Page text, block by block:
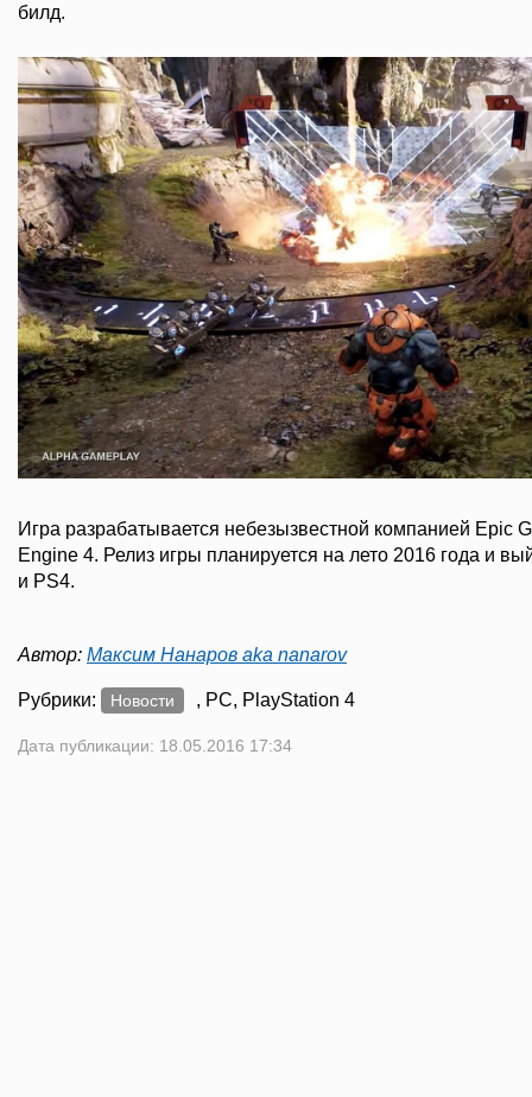
билд.
Игра разрабатывается небезызвестной компанией Epic
Engine 4. Релиз игры планируется на лето 2016 года и
и PS4.
Автор: Максим Нанаров aka nanarov
Рубрики: Новости , PC, PlayStation 4
Дата публикации: 18.05.2016 17:34